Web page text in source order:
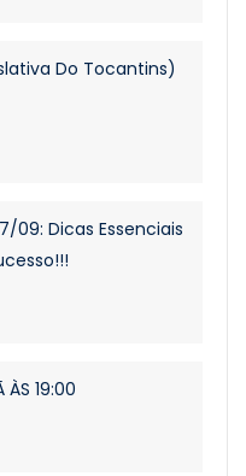
Do Tocantins)
09: Dicas Essenciais
ÀS 19:00